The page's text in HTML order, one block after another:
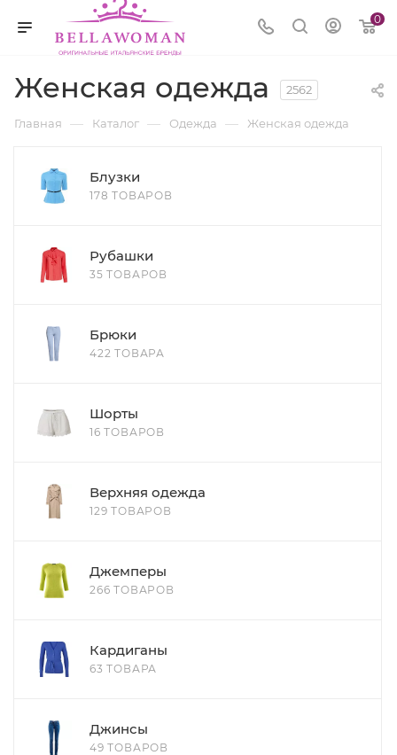
0
Женская одежда 2562
Главная — Каталог — Одежда — Женская одежда
Блузки
178 ТОВАРОВ
Рубашки
35 ТОВАРОВ
Брюки
422 ТОВАРА
Шорты
16 ТОВАРОВ
Верхняя одежда
129 ТОВАРОВ
Джемперы
266 ТОВАРОВ
Кардиганы
63 ТОВАРА
Джинсы
49 ТОВАРОВ